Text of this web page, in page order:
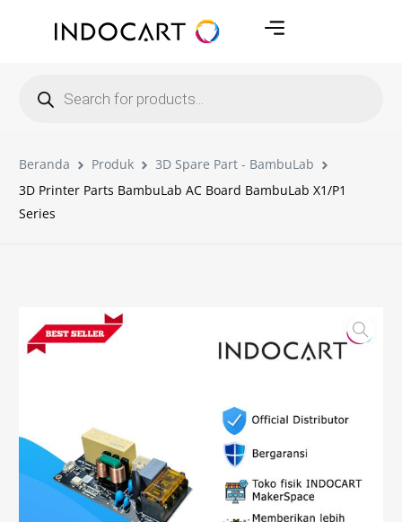
Beranda Produk
3D Spare Part - BambuLab
3D Printer Parts BambuLab AC Board BambuLab X1/P1
Series